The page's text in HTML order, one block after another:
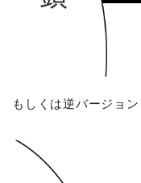
もしくは逆バージョン